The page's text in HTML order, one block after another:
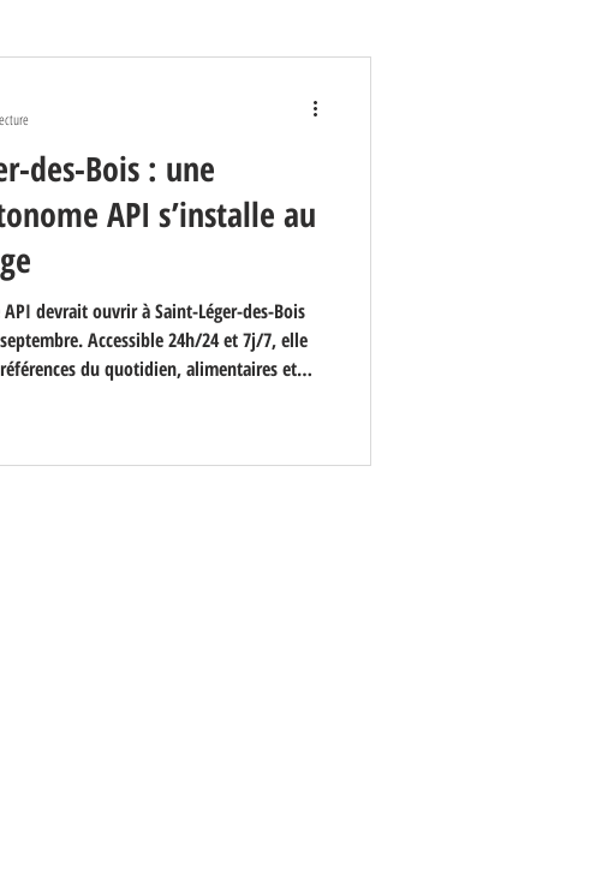
des-Bois : une
API s’installe au
devrait ouvrir à Saint-Léger-des-Bois
Accessible 24h/24 et 7j/7, elle
du quotidien, alimentaires et